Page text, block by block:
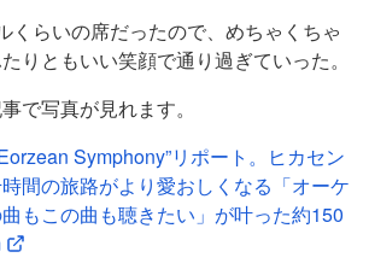
くらいの席だったので、めちゃくちゃ
りともいい笑顔で通り過ぎていった。
で写真が見れます。
Symphony”リポート。ヒカセン
間の旅路がより愛おしくなる「オーケ
もこの曲も聴きたい」が叶った約150